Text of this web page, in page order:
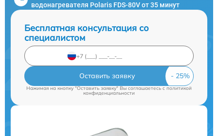
водонагревателя Polaris FDS-80V от 35 минут
Бесплатная консультация со
специалистом
Оставить заявку
Нажимая на кнопку "Оставить заявку" Вы соглашаетесь cполитикой
конфиденциальности